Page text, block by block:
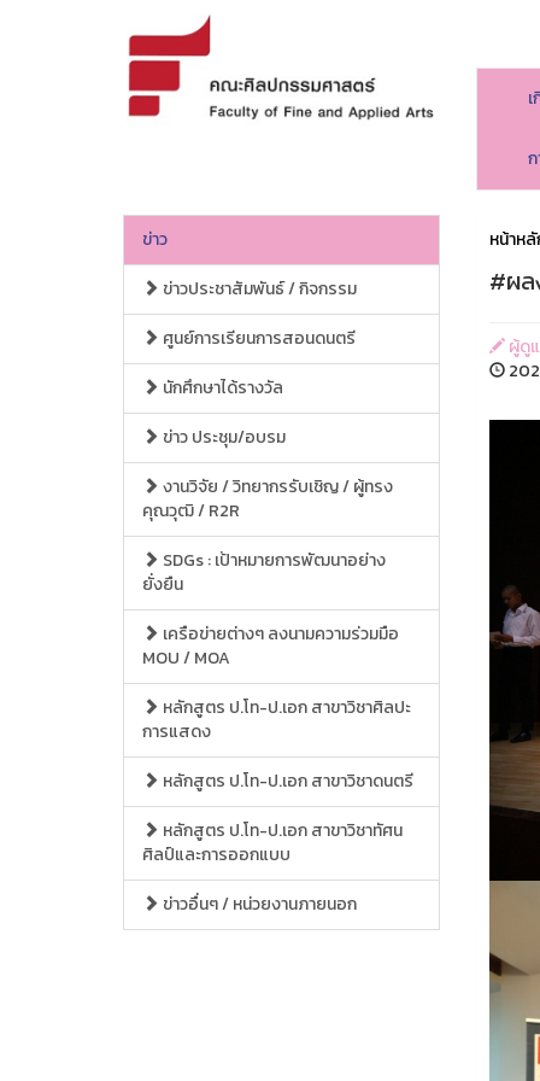
ข่าว
ข่าวประชาสัมพันธ์ / กิจกรรม
ศูนย์การเรียนการสอนดนตรี
นักศึกษาได้รางวัล
ข่าว ประชุม/อบรม
งานวิจัย / วิทยากรรับเชิญ / ผู้ทรง
คุณวุฒิ / R2R
SDGs : เป้าหมายการพัฒนาอย่าง
ยั่งยืน
เครือข่ายต่างๆ ลงนามความร่วมมือ
MOU / MOA
หลักสูตร ป.โท-ป.เอก สาขาวิชาศิลปะ
การแสดง
หลักสูตร ป.โท-ป.เอก สาขาวิชาดนตรี
หลักสูตร ป.โท-ป.เอก สาขาวิชาทัศน
ศิลป์และการออกแบบ
ข่าวอื่นๆ / หน่วยงานภายนอก
หน้าห
#ผล
ผู้ดูแ